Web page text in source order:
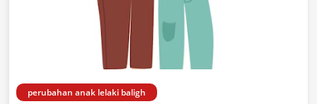
perubahan anak lelaki baligh